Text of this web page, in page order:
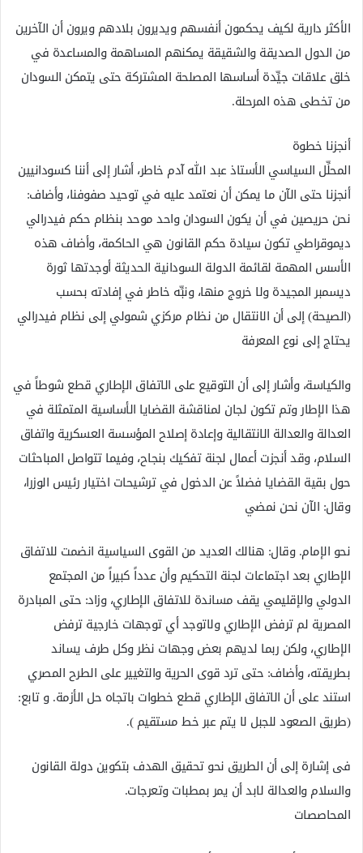
الأكثر دارية لكيف يحكمون أنفسهم ويديرون بلادهم ويرون أن الآخرين
من الدول الصديقة والشقيقة يمكنهم المساهمة والمساعدة في
خلق علاقات جيِّدة أساسها المصلحة المشتركة حتى يتمكن السودان
من تخطى هذه المرحلة.
أنجزنا خطوة
المحلِّل السياسي الأستاذ عبد الله آدم خاطر، أشار إلى أننا كسودانيين
أنجزنا حتى الآن ما يمكن أن نعتمد عليه في توحيد صفوفنا، وأضاف:
نحن حريصين في أن يكون السودان واحد موحد بنظام حكم فيدرالي
ديموقراطي تكون سيادة حكم القانون هي الحاكمة، وأضاف هذه
الأسس المهمة لقائمة الدولة السودانية الحديثة أوجدتها ثورة
ديسمبر المجيدة ولا خروج منها، ونبِّه خاطر في إفادته بحسب
(الصيحة) إلى أن الانتقال من نظام مركزي شمولي إلى نظام فيدرالي
يحتاج إلى نوع المعرفة
والكياسة، وأشار إلى أن التوقيع على الاتفاق الإطاري قطع شوطاً في
هذا الإطار وتم تكون لجان لمناقشة القضايا الأساسية المتمثلة في
العدالة والعدالة الانتقالية وإعادة إصلاح المؤسسة العسكرية واتفاق
السلام، وقد أنجزت أعمال لجنة تفكيك بنجاح، وفيما تتواصل المباحثات
حول بقية القضايا فضلاً عن الدخول في ترشيحات اختيار رئيس الوزرا،
وقال: الآن نحن نمضي
نحو الإمام. وقال: هنالك العديد من القوى السياسية انضمت للاتفاق
الإطاري بعد اجتماعات لجنة التحكيم وأن عدداً كبيراً من المجتمع
الدولي والإقليمي يقف مساندة للاتفاق الإطاري، وزاد: حتى المبادرة
المصرية لم ترفض الإطاري ولاتوجد أي توجهات خارجية ترفض
الإطاري، ولكن ربما لديهم بعض وجهات نظر وكل طرف يساند
بطريقته، وأضاف: حتى ترد قوى الحرية والتغيير على الطرح المصري
استند على أن الاتفاق الإطاري قطع خطوات باتجاه حل الأزمة. و تابع:
(طريق الصعود للجبل لا يتم عبر خط مستقيم ).
فى إشارة إلى أن الطريق نحو تحقيق الهدف بتكوين دولة القانون
والسلام والعدالة لابد أن يمر بمطبات وتعرجات.
المحاصصات